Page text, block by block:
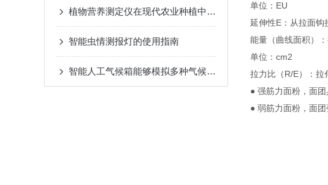
植物营养测定仪在现代农业种植中的应用价值与实际作用
智能虫情测报灯的使用指南
智能人工气候箱能够模拟多种气候条件
单位：EU
延伸性E：从拉面钩
能量（曲线面积）
单位：cm2
拉力比（R/E）：拉
● 强筋力面粉，面
● 弱筋力面粉，面